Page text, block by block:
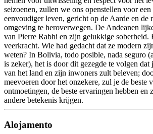
seizoenen, zullen we ons openstellen voor een
eenvoudiger leven, gericht op de Aarde en de
omgeving te heroverwegen. De Andeanen
van Pierre Rabhi en zijn gelukkige soberheid.
veerkracht. Wie had gedacht dat ze modern
weten? In Bolivia, todo posible, nada seguro
is zeker), het is door dit gezegde te volgen dat
van het land en zijn inwoners zult beleven;
meevoeren door het onzekere, zul je de beste
ontmoetingen, de beste ervaringen hebben en
andere betekenis krijgen.
Alojamento